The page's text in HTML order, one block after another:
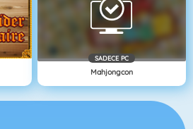
SADECE PC
Mahjongcon